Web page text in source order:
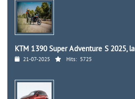
KTM 1390 Super Adventure S 2025, la
21-07-2025 Hits: 5725